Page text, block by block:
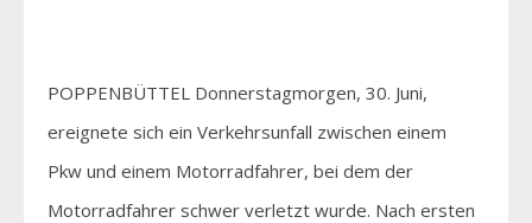
POPPENBÜTTEL Donnerstagmorgen, 30. Juni,
ereignete sich ein Verkehrsunfall zwischen einem
Pkw und einem Motorradfahrer, bei dem der
Motorradfahrer schwer verletzt wurde. Nach ersten